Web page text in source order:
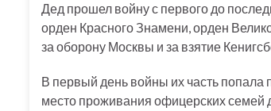
Дед прошел войну с первого до
орден Красного Знамени, орден
за оборону Москвы и за взятие
В первый день войны их часть попала
место проживания офицерских семей